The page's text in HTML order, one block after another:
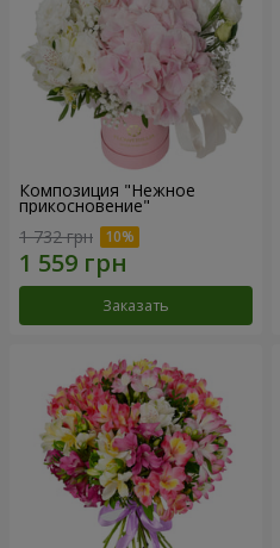
Композиция "Нежное
прикосновение"
1 732 грн
Заказать